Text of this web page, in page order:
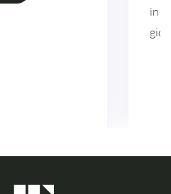
in